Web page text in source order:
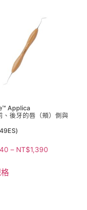
Applica
、後牙的唇（頰）側與
– NT$1,390